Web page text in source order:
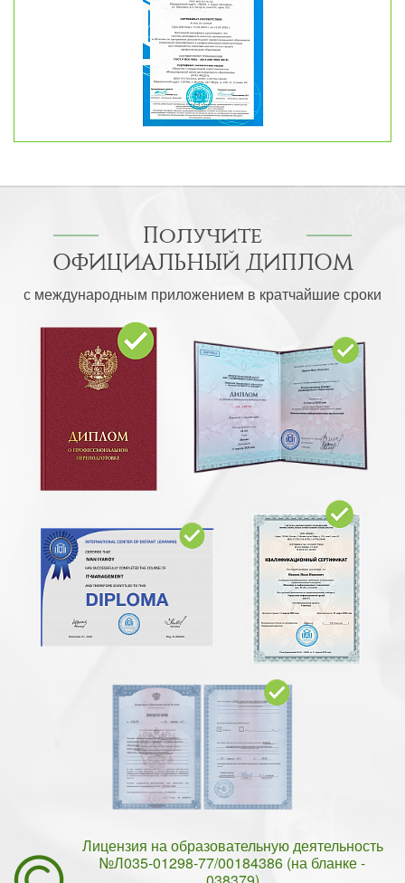
Получите
ОФИЦИАЛЬНЫЙ ДИПЛОМ
с международным приложением в кратчайшие сроки
Лицензия на образовательную деятельность
№Л035-01298-77/00184386 (на бланке -